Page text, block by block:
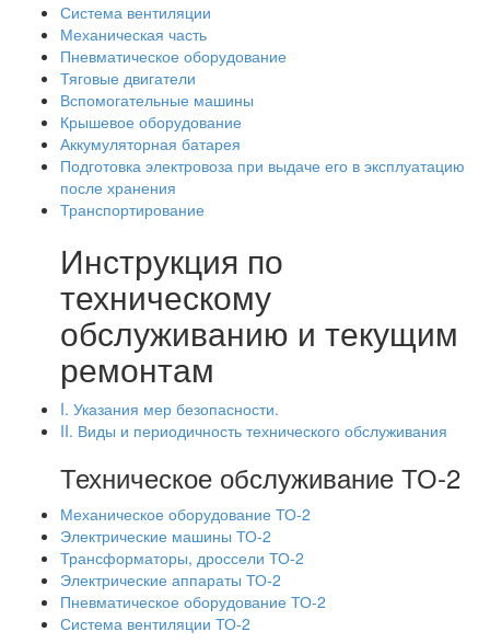
Система вентиляции
Механическая часть
Пневматическое оборудование
Тяговые двигатели
Вспомогательные машины
Крышевое оборудование
Аккумуляторная батарея
Подготовка электровоза при выдаче его в эксплуатацию
после хранения
Транспортирование
Инструкция по
техническому
обслуживанию и текущим
ремонтам
I. Указания мер безопасности.
II. Виды и периодичность технического обслуживания
Техническое обслуживание ТО-2
Механическое оборудование ТО-2
Электрические машины ТО-2
Трансформаторы, дроссели ТО-2
Электрические аппараты ТО-2
Пневматическое оборудование ТО-2
Система вентиляции ТО-2